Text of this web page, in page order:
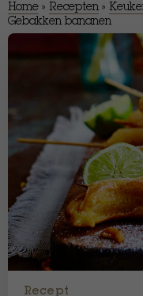
Home » Recepten »
Gebakken bananen
Recept